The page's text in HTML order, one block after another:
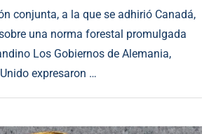
conjunta, a la que se adhirió Canadá,
una norma forestal promulgada
Los Gobiernos de Alemania,
expresaron …